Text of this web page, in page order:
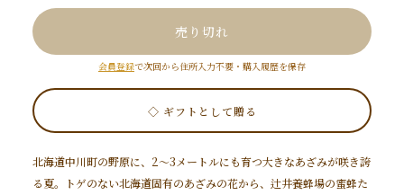
売り切れ
会員登録で次回から住所入力不要・購入履歴を保存
◇ ギフトとして贈る
北海道中川町の野原に、2～3メートルにも育つ大きなあざみが咲き誇
る夏。トゲのない北海道固有のあざみの花から、辻井養蜂場の蜜蜂た